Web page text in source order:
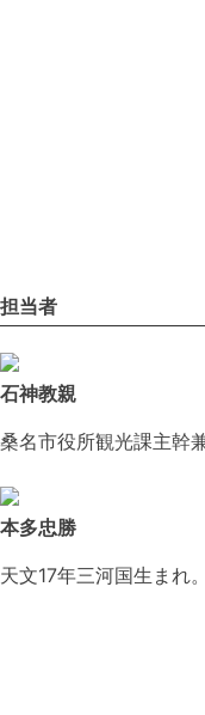
担当者
石神教親
桑名市役所観光課主幹
本多忠勝
天文17年三河国生まれ